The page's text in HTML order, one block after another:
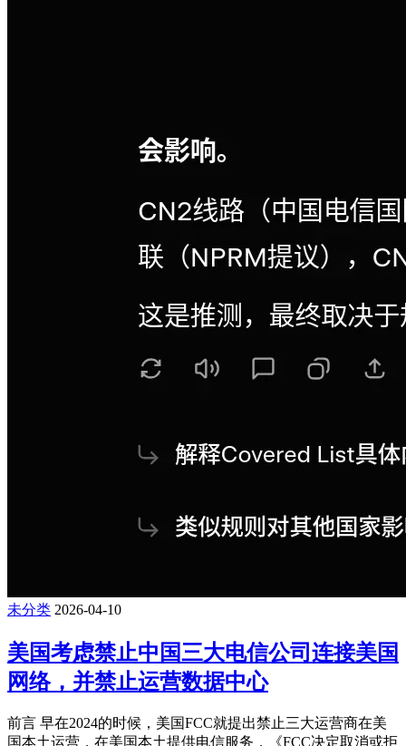
未分类 2026-04-10
美国考虑禁止中国三大电信公司连接美国
网络，并禁止运营数据中心
前言 早在2024的时候，美国FCC就提出禁止三大运营商在美
国本土运营，在美国本土提供电信服务，《FCC决定取消或拒